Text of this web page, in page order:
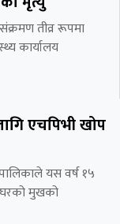
तीव्र रूपमा
कार्यालय
एचपिभी खोप
यस वर्ष १५
मुखको